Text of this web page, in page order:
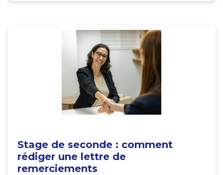
Stage de seconde : comment
rédiger une lettre de
remerciements